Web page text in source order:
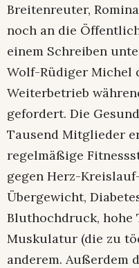
Breitenreuter,
noch an die
einem Schreiben
Wolf-Rüdiger Michel
Weiterbetrieb
gefordert. Die
Tausend Mitglieder
regelmäßige
gegen Herz-
Übergewicht,
Bluthochdruck, hohe
Muskulatur (die zu
anderem. Außerdem